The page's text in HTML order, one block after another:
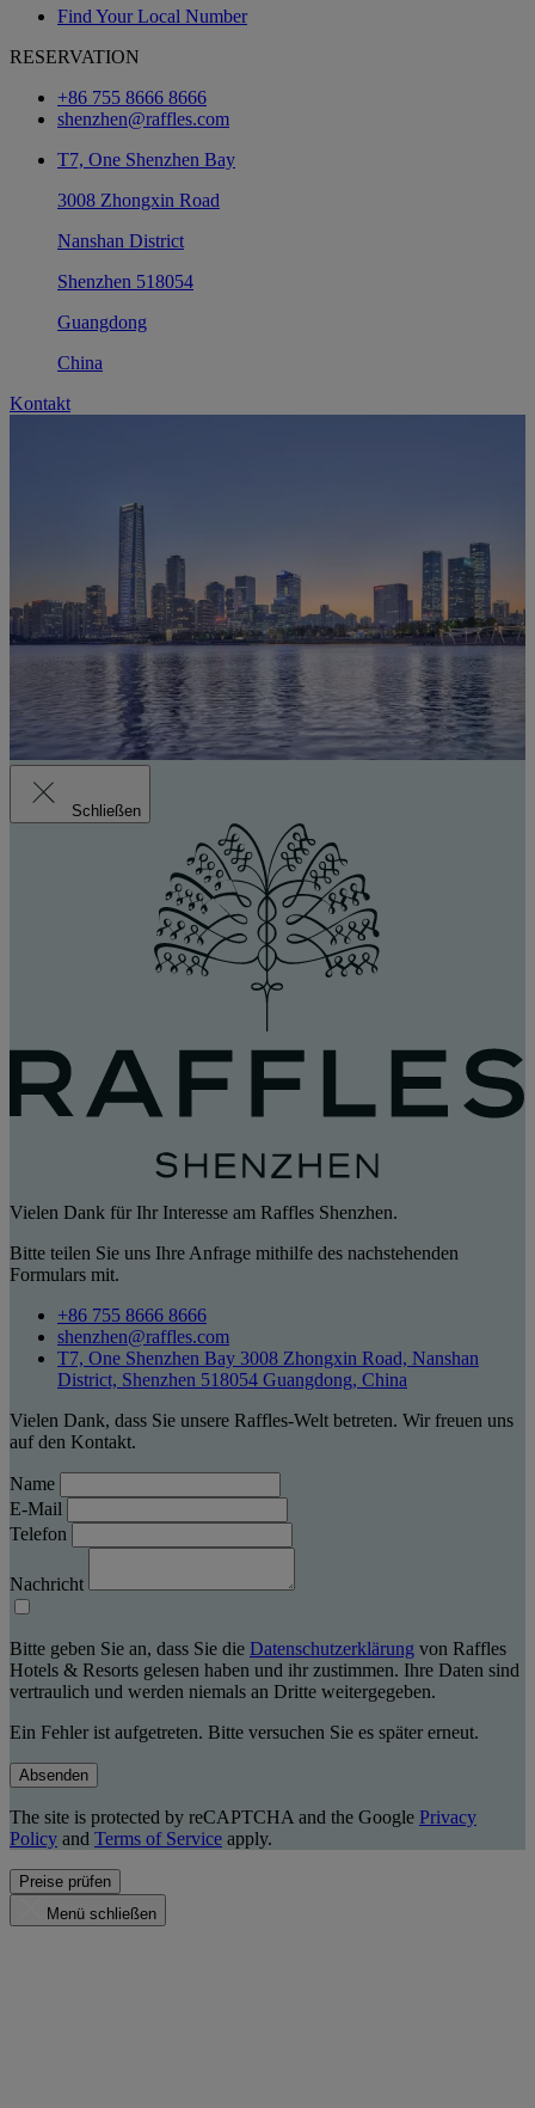
Find Your Local Number
RESERVATION
+86 755 8666 8666
shenzhen@raffles.com
T7, One Shenzhen Bay
3008 Zhongxin Road
Nanshan District
Shenzhen 518054
Guangdong
China
Kontakt
Schließen
Vielen Dank für Ihr Interesse am Raffles Shenzhen.
Bitte teilen Sie uns Ihre Anfrage mithilfe des nachstehenden
Formulars mit.
+86 755 8666 8666
shenzhen@raffles.com
T7, One Shenzhen Bay 3008 Zhongxin Road, Nanshan
District, Shenzhen 518054 Guangdong, China
Vielen Dank, dass Sie unsere Raffles-Welt betreten. Wir freuen uns
auf den Kontakt.
Name
E-Mail
Telefon
Nachricht
Bitte geben Sie an, dass Sie die Datenschutzerklärung von Raffles
Hotels & Resorts gelesen haben und ihr zustimmen. Ihre Daten sind
vertraulich und werden niemals an Dritte weitergegeben.
Ein Fehler ist aufgetreten. Bitte versuchen Sie es später erneut.
Absenden
The site is protected by reCAPTCHA and the Google Privacy
Policy and Terms of Service apply.
Preise prüfen
Menü schließen